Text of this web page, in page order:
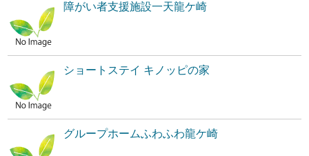
障がい者支援施設一天龍ケ崎
ショートステイ キノッピの家
グループホームふわふわ龍ケ崎